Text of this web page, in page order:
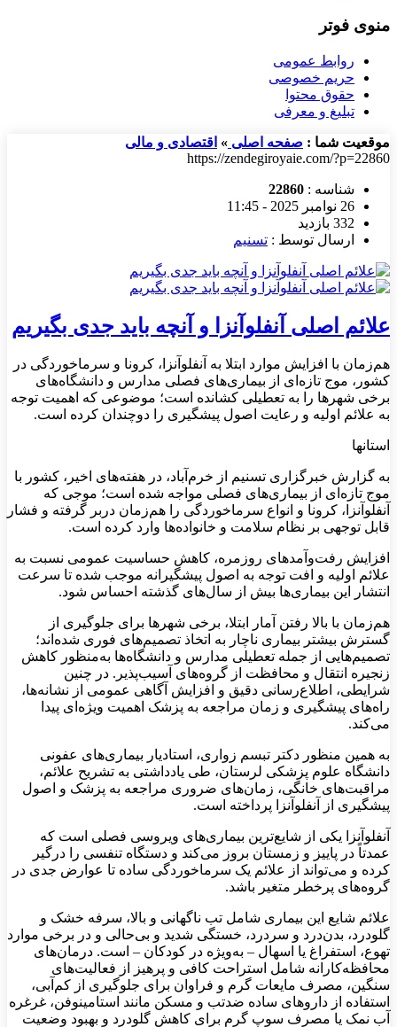
منوی فوتر
روابط عمومی
حریم خصوصی
حقوق محتوا
تبلیغ و معرفی
موقعیت شما : صفحه اصلی » اقتصادی و مالی
https://zendegiroyaie.com/?p=22860
شناسه : 22860
26 نوامبر 2025 - 11:45
332 بازدید
ارسال توسط : تسنیم
علائم اصلی آنفلوآنزا و آنچه باید جدی بگیریم
هم‌زمان با افزایش موارد ابتلا به آنفلوآنزا، کرونا و سرماخوردگی در
کشور، موج تازه‌ای از بیماری‌های فصلی مدارس و دانشگاه‌های
برخی شهرها را به تعطیلی کشانده است؛ موضوعی که اهمیت توجه
به علائم اولیه و رعایت اصول پیشگیری را دوچندان کرده است.
استانها
به گزارش خبرگزاری تسنیم از خرم‌آباد، در هفته‌های اخیر، کشور با
موج تازه‌ای از بیماری‌های فصلی مواجه شده است؛ موجی که
آنفلوآنزا، کرونا و انواع سرماخوردگی را هم‌زمان دربر گرفته و فشار
قابل توجهی بر نظام سلامت و خانواده‌ها وارد کرده است.
افزایش رفت‌وآمدهای روزمره، کاهش حساسیت عمومی نسبت به
علائم اولیه و افت توجه به اصول پیشگیرانه موجب شده تا سرعت
انتشار این بیماری‌ها بیش از سال‌های گذشته احساس شود.
هم‌زمان با بالا رفتن آمار ابتلا، برخی شهرها برای جلوگیری از
گسترش بیشتر بیماری ناچار به اتخاذ تصمیم‌های فوری شده‌اند؛
تصمیم‌هایی از جمله تعطیلی مدارس و دانشگاه‌ها به‌منظور کاهش
زنجیره انتقال و محافظت از گروه‌های آسیب‌پذیر. در چنین
شرایطی، اطلاع‌رسانی دقیق و افزایش آگاهی عمومی از نشانه‌ها،
راه‌های پیشگیری و زمان مراجعه به پزشک اهمیت ویژه‌ای پیدا
می‌کند.
به همین منظور دکتر تبسم زواری، استادیار بیماری‌های عفونی
دانشگاه علوم پزشکی لرستان، طی یادداشتی به تشریح علائم،
مراقبت‌های خانگی، زمان‌های ضروری مراجعه به پزشک و اصول
پیشگیری از آنفلوآنزا پرداخته است.
آنفلوآنزا یکی از شایع‌ترین بیماری‌های ویروسی فصلی است که
عمدتاً در پاییز و زمستان بروز می‌کند و دستگاه تنفسی را درگیر
کرده و می‌تواند از علائم یک سرماخوردگی ساده تا عوارض جدی در
گروه‌های پرخطر متغیر باشد.
علائم شایع این بیماری شامل تب ناگهانی و بالا، سرفه خشک و
گلودرد، بدن‌درد و سردرد، خستگی شدید و بی‌حالی و در برخی موارد
تهوع، استفراغ یا اسهال – به‌ویژه در کودکان – است. درمان‌های
محافظه‌کارانه شامل استراحت کافی و پرهیز از فعالیت‌های
سنگین، مصرف مایعات گرم و فراوان برای جلوگیری از کم‌آبی،
استفاده از داروهای ساده ضدتب و مسکن مانند استامینوفن، غرغره
آب نمک یا مصرف سوپ گرم برای کاهش گلودرد و بهبود وضعیت